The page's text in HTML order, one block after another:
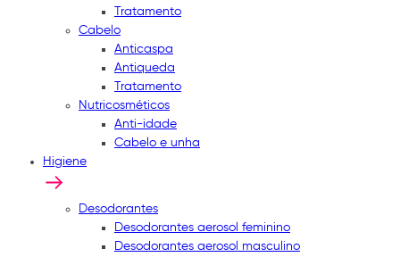
Tratamento
Cabelo
Anticaspa
Antiqueda
Tratamento
Nutricosméticos
Anti-idade
Cabelo e unha
Higiene
Desodorantes
Desodorantes aerosol feminino
Desodorantes aerosol masculino